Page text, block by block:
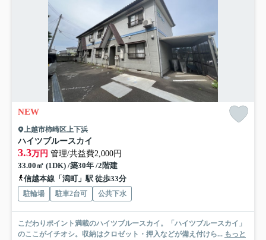
NEW
上越市柿崎区上下浜
ハイツブルースカイ
3.3万円 管理/共益費2,000円
33.00㎡ (1DK) /築30年 /2階建
信越本線「潟町」駅 徒歩33分
駐輪場 駐車2台可 公共下水
こだわりポイント満載のハイツブルースカイ。「ハイツブルースカイ」
のここがイチオシ。収納はクロゼット・押入などが備え付けら... もっと